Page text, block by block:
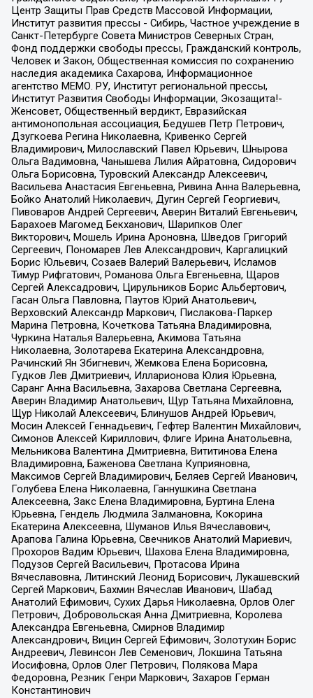
Центр Защиты Прав Средств Массовой Информации,
Институт развития прессы - Сибирь, Частное учреждение в
Санкт-Петербурге Совета Министров Северных Стран,
Фонд поддержки свободы прессы, Гражданский контроль,
Человек и Закон, Общественная комиссия по сохранению
наследия академика Сахарова, Информационное
агентство МЕМО. РУ, Институт региональной прессы,
Институт Развития Свободы Информации, Экозащита!-
Женсовет, Общественный вердикт, Евразийская
антимонопольная ассоциация, Бедушев Петр Петрович,
Дзугкоева Регина Николаевна, Кривенко Сергей
Владимирович, Милославский Павел Юрьевич, Шнырова
Ольга Вадимовна, Чанышева Лилия Айратовна, Сидорович
Ольга Борисовна, Туровский Александр Алексеевич,
Васильева Анастасия Евгеньевна, Ривина Анна Валерьевна,
Бойко Анатолий Николаевич, Дугин Сергей Георгиевич,
Пивоваров Андрей Сергеевич, Аверин Виталий Евгеньевич,
Барахоев Магомед Бекханович, Шарипков Олег
Викторович, Мошель Ирина Ароновна, Шведов Григорий
Сергеевич, Пономарев Лев Александрович, Каргалицкий
Борис Юльевич, Созаев Валерий Валерьевич, Исламов
Тимур Рифгатович, Романова Ольга Евгеньевна, Щаров
Сергей Алексадрович, Цирульников Борис Альбертович,
Гасан Ольга Павловна, Паутов Юрий Анатольевич,
Верховский Александр Маркович, Пислакова-Паркер
Марина Петровна, Кочеткова Татьяна Владимировна,
Чуркина Наталья Валерьевна, Акимова Татьяна
Николаевна, Золотарева Екатерина Александровна,
Рачинский Ян Збигневич, Жемкова Елена Борисовна,
Гудков Лев Дмитриевич, Илларионова Юлия Юрьевна,
Саранг Анна Васильевна, Захарова Светлана Сергеевна,
Аверин Владимир Анатольевич, Щур Татьяна Михайловна,
Щур Николай Алексеевич, Блинушов Андрей Юрьевич,
Мосин Алексей Геннадьевич, Гефтер Валентин Михайлович,
Симонов Алексей Кириллович, Флиге Ирина Анатольевна,
Мельникова Валентина Дмитриевна, Вититинова Елена
Владимировна, Баженова Светлана Куприяновна,
Максимов Сергей Владимирович, Беляев Сергей Иванович,
Голубева Елена Николаевна, Ганнушкина Светлана
Алексеевна, Закс Елена Владимировна, Буртина Елена
Юрьевна, Гендель Людмила Залмановна, Кокорина
Екатерина Алексеевна, Шуманов Илья Вячеславович,
Арапова Галина Юрьевна, Свечников Анатолий Мариевич,
Прохоров Вадим Юрьевич, Шахова Елена Владимировна,
Подузов Сергей Васильевич, Протасова Ирина
Вячеславовна, Литинский Леонид Борисович, Лукашевский
Сергей Маркович, Бахмин Вячеслав Иванович, Шабад
Анатолий Ефимович, Сухих Дарья Николаевна, Орлов Олег
Петрович, Добровольская Анна Дмитриевна, Королева
Александра Евгеньевна, Смирнов Владимир
Александрович, Вицин Сергей Ефимович, Золотухин Борис
Андреевич, Левинсон Лев Семенович, Локшина Татьяна
Иосифовна, Орлов Олег Петрович, Полякова Мара
Федоровна, Резник Генри Маркович, Захаров Герман
Константинович